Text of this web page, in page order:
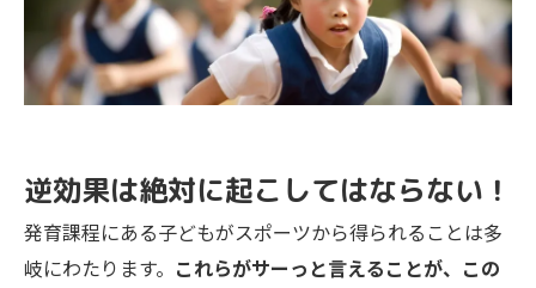
逆効果は絶対に起こしてはならない！
発育課程にある子どもがスポーツから得られることは多
岐にわたります。 これらがサーっと言えることが、この